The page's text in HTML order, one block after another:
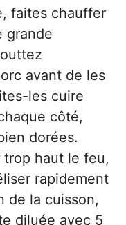
faites chauffer
grande
avant de les
les cuire
côté,
dorées.
haut le feu,
rapidement
de la cuisson,
diluée avec 5